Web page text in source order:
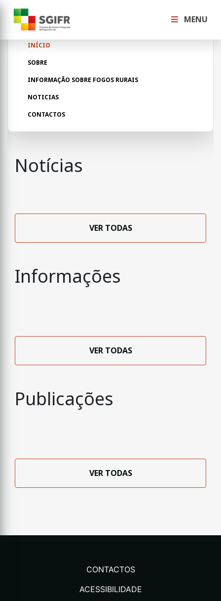
MENU
INÍCIO
SOBRE
INFORMAÇÃO SOBRE FOGOS RURAIS
NOTICIAS
CONTACTOS
Notícias
VER TODAS
Informações
VER TODAS
Publicações
VER TODAS
CONTACTOS
ACESSIBILIDADE